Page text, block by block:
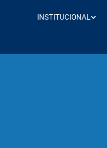
INSTITUCIONAL